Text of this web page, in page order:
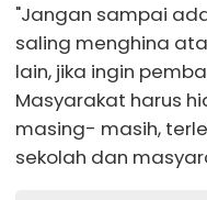
"Jangan sampai
saling menghina
lain, jika ingin
Masyarakat harus
masing- masih,
sekolah dan